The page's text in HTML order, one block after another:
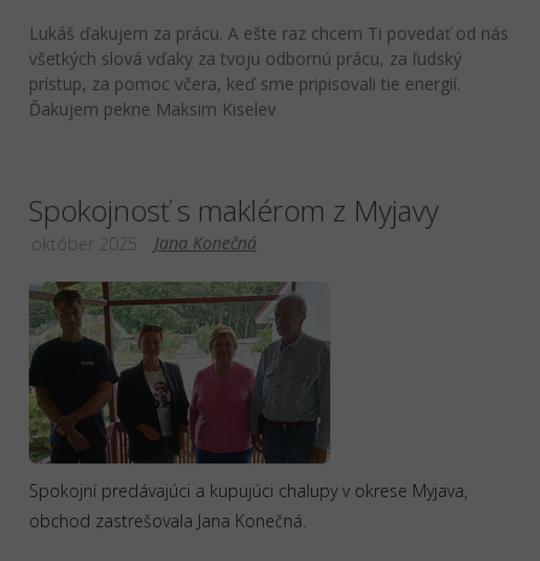
Lukáš ďakujem za prácu. A ešte raz chcem Ti povedať od nás
všetkých slová vďaky za tvoju odbornú prácu, za ľudský
prístup, za pomoc včera, keď sme pripisovali tie energií.
Ďakujem pekne Maksim Kiselev
Spokojnosť s maklérom z Myjavy
Jana Konečná
október 2025
Spokojní predávajúci a kupujúci chalupy v okrese Myjava,
obchod zastrešovala Jana Konečná.